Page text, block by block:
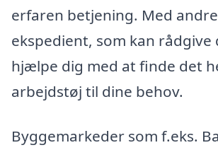
erfaren betjening. Med
ekspedient, som kan rådgive
hjælpe dig med at finde det
arbejdstøj til dine behov.
Byggemarkeder som f.eks.